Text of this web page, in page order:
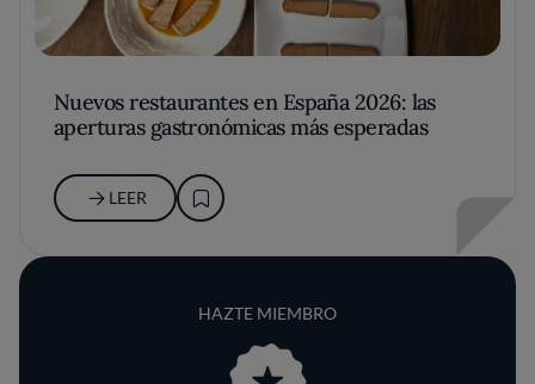
Nuevos restaurantes en España 2026: las
aperturas gastronómicas más esperadas
LEER
HAZTE MIEMBRO